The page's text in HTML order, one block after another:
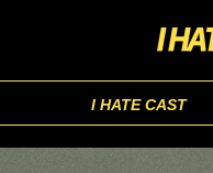
I HATE CAST